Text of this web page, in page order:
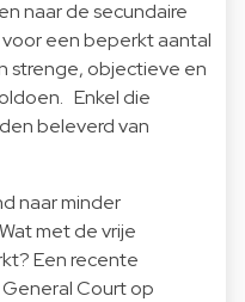
naar de secundaire
een beperkt aantal
strenge, objectieve en
Enkel die
beleverd van
naar minder
met de vrije
Een recente
Court op